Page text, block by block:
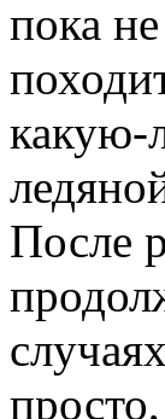
пока
какую-
После